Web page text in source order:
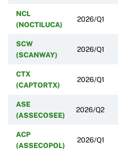
NCL
(NOCTILUCA)
2026/Q1
SCW
(SCANWAY)
2026/Q1
CTX
(CAPTORTX)
2026/Q1
ASE
(ASSECOSEE)
2026/Q2
ACP
(ASSECOPOL)
2026/Q1